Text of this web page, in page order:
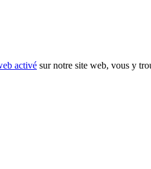
activé sur notre site web, vous y